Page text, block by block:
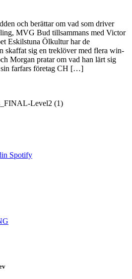
och berättar om vad som driver
MVG Bud tillsammans med Victor
Eskilstuna Ölkultur har de
skaffat sig en treklöver med flera win-
Morgan pratar om vad han lärt sig
sin farfars företag CH […]
Spotify